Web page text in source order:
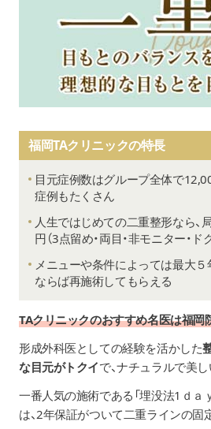
福岡TAクリニックの特長
目元症例数はグループ全体で
症例もたくさん
人生ではじめての二重整形なら、
円（3点留め・両目・非モニター・ド
メニューや条件によっては最大５
ならば再施術してもらえる
TAクリニックのおすすめ名医は福岡
形成外科医としての経験を活かした
な目元がトクイで、ナチュラルで美し
一番人気の施術である「埋没法1ｄａ
は、2年保証がついて二重ラインの固